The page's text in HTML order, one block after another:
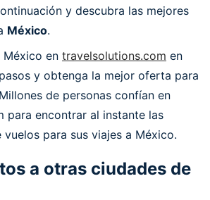
y descubra las mejores
México.
México en travelsolutions.com en
y obtenga la mejor oferta para
de personas confían en
para encontrar al instante las
para sus viajes a México.
a otras ciudades de